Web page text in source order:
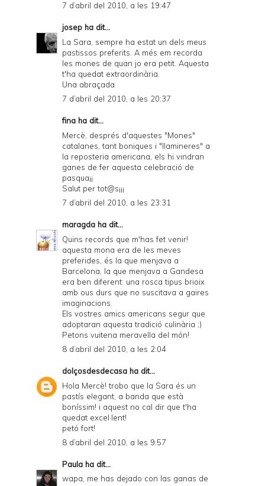
7 d’abril del 2010, a les 19:47
josep ha dit...
La Sara, sempre ha estat un dels meus
pastissos preferits. A més em recorda
les mones de quan jo era petit. Aquesta
t'ha quedat extraordinària.
Una abraçada
7 d’abril del 2010, a les 20:37
fina ha dit...
Mercè, després d'aquestes "Mones"
catalanes, tant boniques i "llamineres" a
la reposteria americana, els hi vindran
ganes de fer aquesta celebració de
pasqua¡¡
Salut per tot@s¡¡¡
7 d’abril del 2010, a les 23:31
maragda ha dit...
Quins records que m'has fet venir!
aquesta mona era de les meves
preferides, és la que menjava a
Barcelona, la que menjava a Gandesa
era ben diferent: una rosca tipus brioix
amb ous durs que no suscitava a gaires
imaginacions.
Els vostres amics americans segur que
adoptaran aquesta tradició culinària ;)
Petons vuitena meravella del món!
8 d’abril del 2010, a les 2:04
dolçosdesdecasa ha dit...
Hola Mercè! trobo que la Sara és un
pastís elegant, a banda que està
boníssim! i aquest no cal dir que t'ha
quedat excel·lent!
petó fort!
8 d’abril del 2010, a les 9:57
Paula ha dit...
wapa, me has dejado con las ganas de